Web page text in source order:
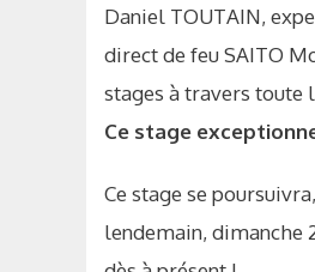
Daniel TOUTAIN,
direct de feu SAITO
stages à travers toute
Ce stage
Ce stage se
lendemain, dimanche